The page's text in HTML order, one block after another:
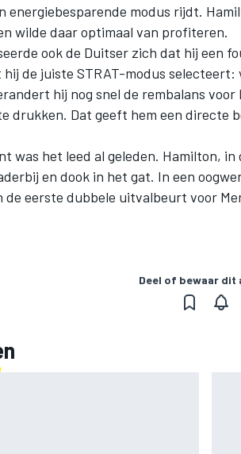
energiebesparende modus rijdt.
wilde daar optimaal van profiteren.
ook de Duitser zich dat hij een
de juiste STRAT-modus selecteert:
hij nog snel de rembalans
drukken. Dat geeft hem een directe
was het leed al geleden. Hamilton,
en dook in het gat. In een
eerste dubbele uitvalbeurt voor
Deel of bewaar dit